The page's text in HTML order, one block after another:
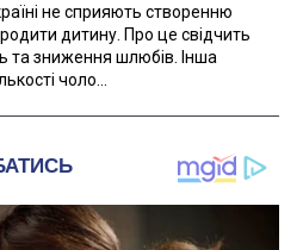
не сприяють створенню
дитину. Про це свідчить
та зниження шлюбів. Інша
чоло...